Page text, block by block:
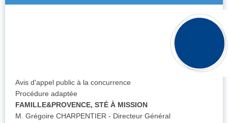
Avis d'appel public à la concurrence
Procédure adaptée
FAMILLE&PROVENCE, STÉ À MISSION
M. Grégoire CHARPENTIER - Directeur Général